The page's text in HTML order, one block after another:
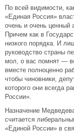
По всей видимости,
«Единая Россия»
очень и очень ценный
Причем как в
низкого порядка. И
руководство страны
мол, о вас помнят —
вместе полноценно
чтобы чиновники,
которого они всегда
России».
Назначение
считается
«Единой России» в